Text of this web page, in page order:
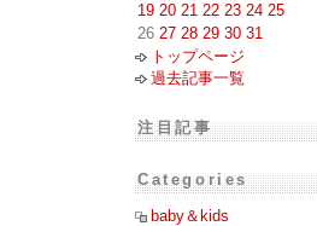
19 20 21 22 23 24 25
26 27 28 29 30 31
トップページ
過去記事一覧
注目記事
Categories
baby＆kids